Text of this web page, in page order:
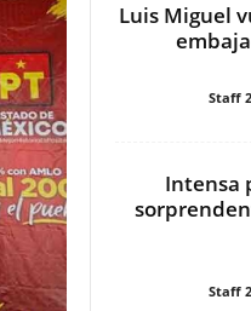
Luis Miguel
Staff
Intensa
Staff